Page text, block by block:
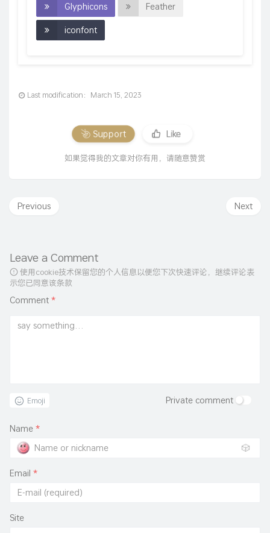
Glyphicons Feather
iconfont
Last modification：March 15, 2023
Support Like
如果觉得我的文章对你有用，请随意赞赏
Next
Previous
Leave a Comment
使用cookie技术保留您的个人信息以便您下次快速评论，继续评论表
示您已同意该条款
Comment *
Emoji Private comment
Name *
🎲
Email *
Site